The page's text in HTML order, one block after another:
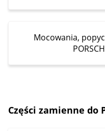
Mocowania,
Części zamienne do